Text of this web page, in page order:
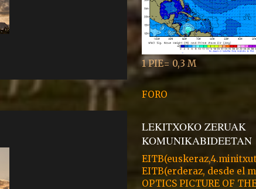
1 PIE= 0,3 M
FORO
LEKITXOKO ZERUAK
KOMUNIKABIDEETAN
EITB(erderaz, desde el
OPTICS PICTURE OF